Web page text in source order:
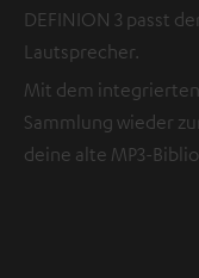
DEFINION 3 passt
Lautsprecher.
Mit dem
Sammlung wieder
deine alte MP3-